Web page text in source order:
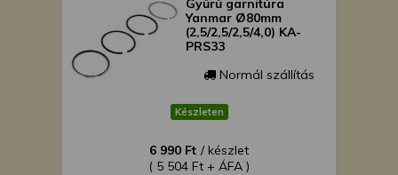
Gyűrű garnitúra
Yanmar Ø80mm
(2,5/2,5/2,5/4,0) KA-
PRS33
Normál szállítás
Készleten
6 990 Ft / készlet
( 5 504 Ft + ÁFA )